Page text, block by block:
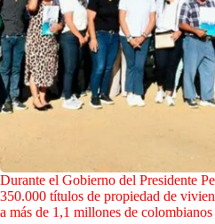
Durante el Gobierno del Presidente
350.000 títulos de propiedad de
a más de 1,1 millones de colombianos